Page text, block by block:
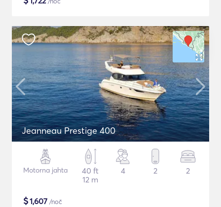
Jeanneau Prestige 400
Motorna jahta
40 ft
12 m
4 2 2
$1,607 /noč